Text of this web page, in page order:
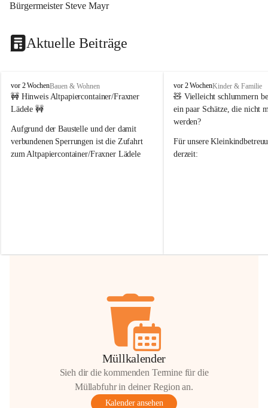
Bürgermeister Steve Mayr
Aktuelle Beiträge
F
r
a
e
r
n
vor 2 WochenBauen & Wohnen
🚧 Hinweis Altpapiercontainer/Fraxner
Lädele 🚧
Aufgrund der Baustelle und der damit
verbundenen Sperrungen ist die Zufahrt
zum Altpapiercontainer/Fraxner Lädele
Hilfsbereitschaft!
F
r
a
x
r
n
vor 2 WochenKinder & Familie
🧸 Vielleicht schlummern
ein paar Schätze, die nicht
werden?
Für unsere
derzeit:
Müllkalender
Sieh dir die kommenden Termine für die
Müllabfuhr in deiner Region an.
Kalender ansehen